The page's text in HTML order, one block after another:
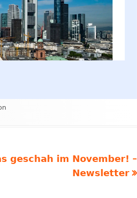
geschah im November! –
Newsletter